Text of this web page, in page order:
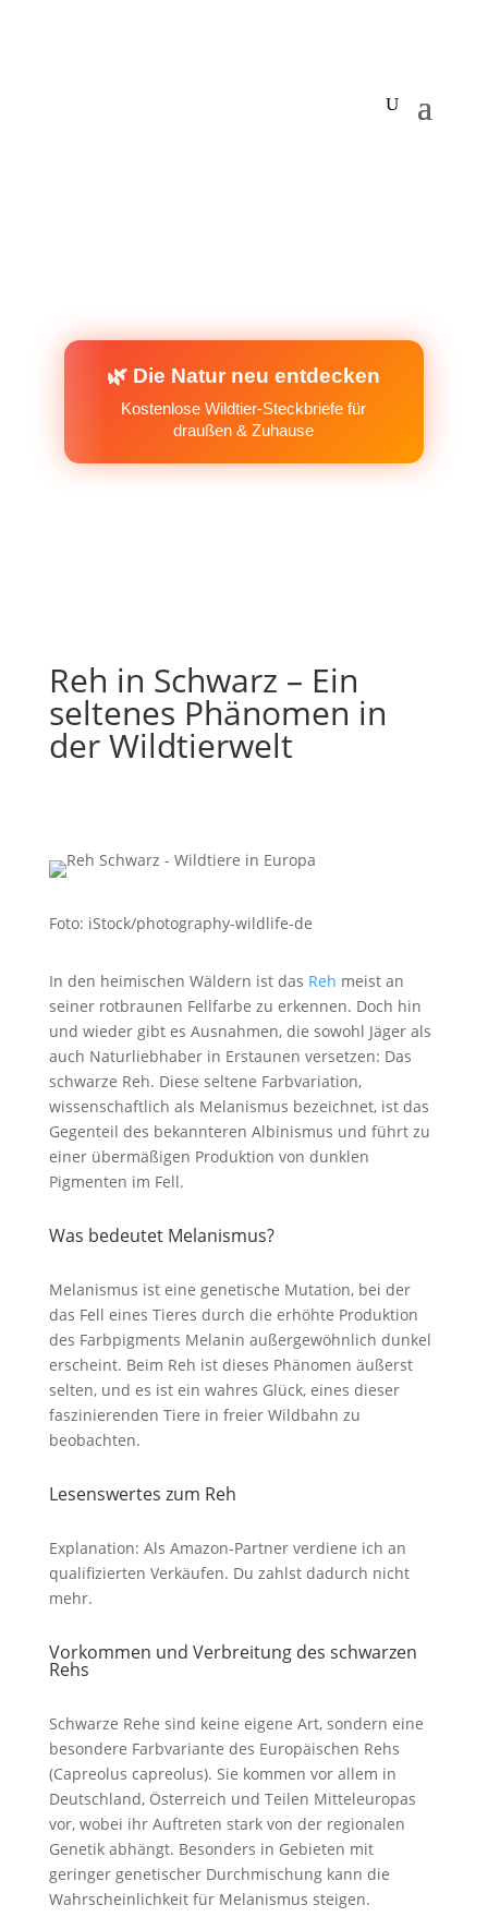
🌿 Die Natur neu entdecken
Kostenlose Wildtier-Steckbriefe für
draußen & Zuhause
Reh in Schwarz – Ein
seltenes Phänomen in
der Wildtierwelt
Foto: iStock/photography-wildlife-de
In den heimischen Wäldern ist das Reh meist an
seiner rotbraunen Fellfarbe zu erkennen. Doch hin
und wieder gibt es Ausnahmen, die sowohl Jäger als
auch Naturliebhaber in Erstaunen versetzen: Das
schwarze Reh. Diese seltene Farbvariation,
wissenschaftlich als Melanismus bezeichnet, ist das
Gegenteil des bekannteren Albinismus und führt zu
einer übermäßigen Produktion von dunklen
Pigmenten im Fell.
Was bedeutet Melanismus?
Melanismus ist eine genetische Mutation, bei der
das Fell eines Tieres durch die erhöhte Produktion
des Farbpigments Melanin außergewöhnlich dunkel
erscheint. Beim Reh ist dieses Phänomen äußerst
selten, und es ist ein wahres Glück, eines dieser
faszinierenden Tiere in freier Wildbahn zu
beobachten.
Lesenswertes zum Reh
Explanation: Als Amazon-Partner verdiene ich an
qualifizierten Verkäufen. Du zahlst dadurch nicht
mehr.
Vorkommen und Verbreitung des schwarzen
Rehs
Schwarze Rehe sind keine eigene Art, sondern eine
besondere Farbvariante des Europäischen Rehs
(Capreolus capreolus). Sie kommen vor allem in
Deutschland, Österreich und Teilen Mitteleuropas
vor, wobei ihr Auftreten stark von der regionalen
Genetik abhängt. Besonders in Gebieten mit
geringer genetischer Durchmischung kann die
Wahrscheinlichkeit für Melanismus steigen.